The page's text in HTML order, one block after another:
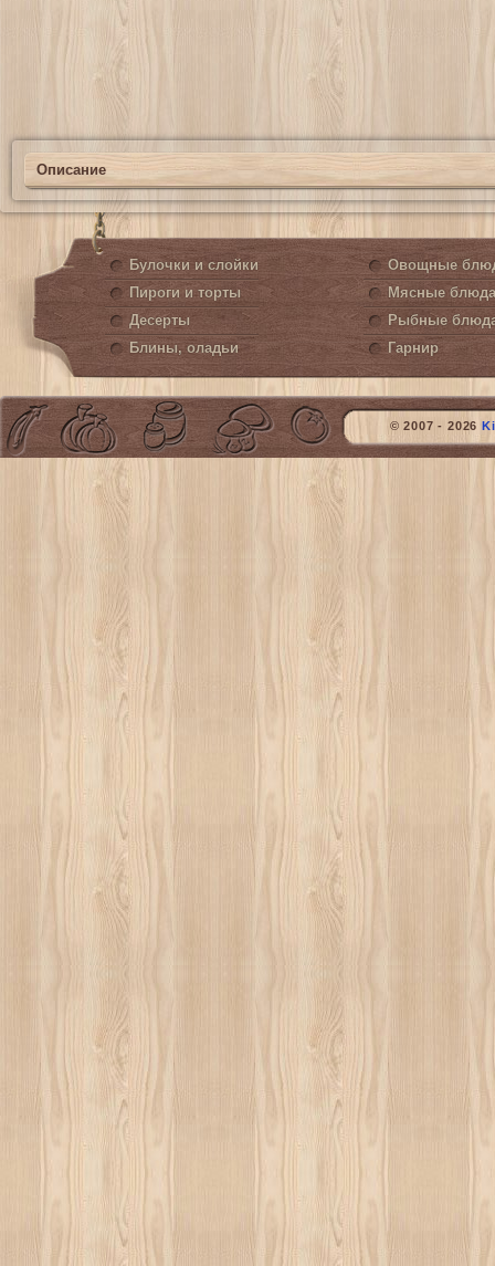
Описание
Булочки и слойки
Пироги и торты
Десерты
Блины, оладьи
Овощные
Мясные блюда
Рыбные
Гарнир
© 2007 - 2026